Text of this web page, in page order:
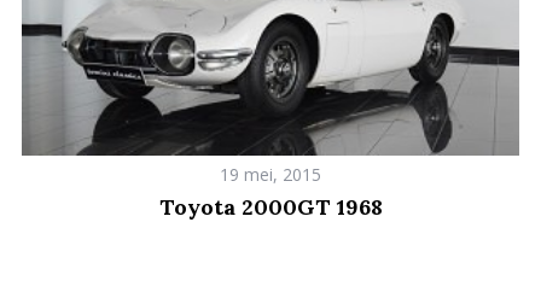
19 mei, 2015
Toyota 2000GT 1968